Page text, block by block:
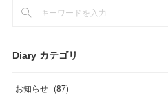
Diary カテゴリ
お知らせ (87)